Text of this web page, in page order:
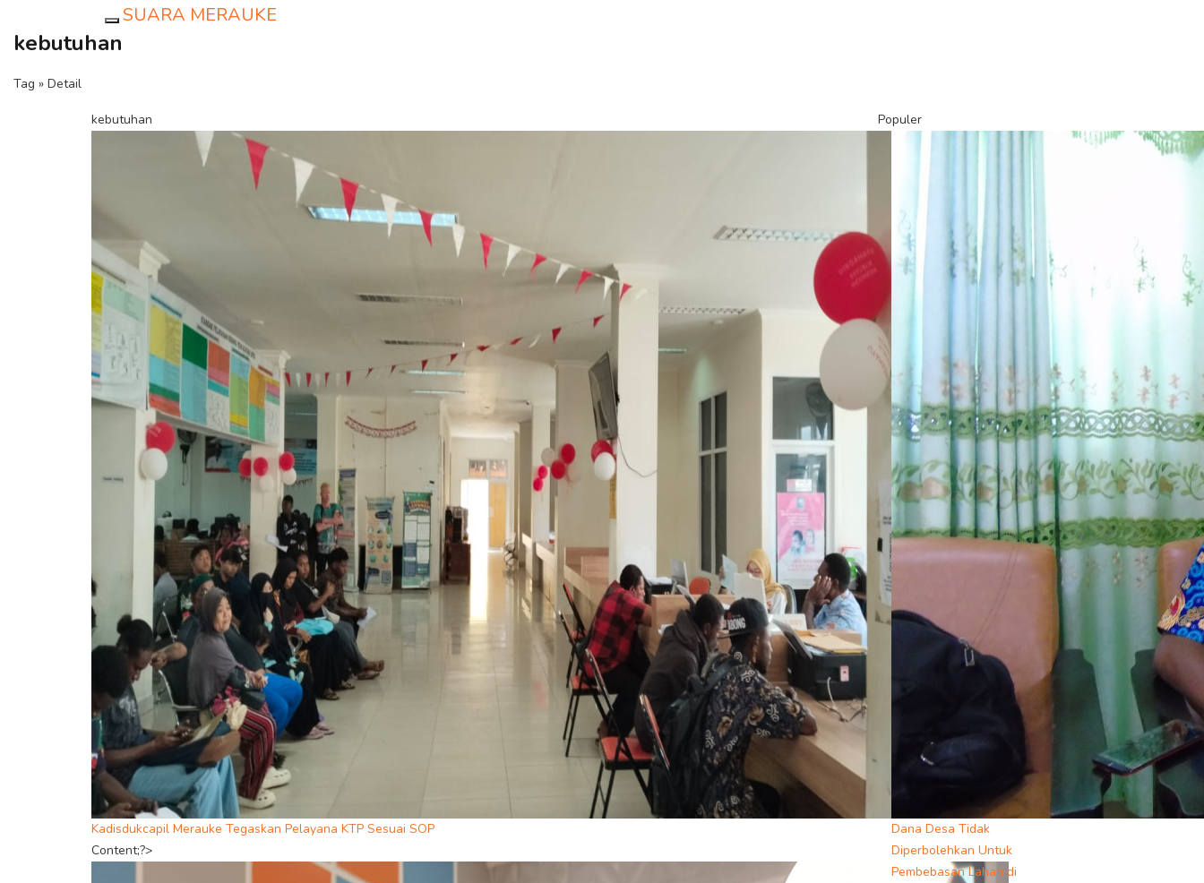
SUARA MERAUKE
kebutuhan
Tag » Detail
kebutuhan
Kadisdukcapil Merauke Tegaskan Pelayana KTP Sesuai SOP
Content;?>
Populer
Dana Desa Tidak
Diperbolehkan Untuk
Pembebasan Lahan di